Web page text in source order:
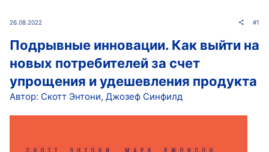
26.08.2022 #1
Подрывные инновации. Как выйти на
новых потребителей за счет
упрощения и удешевления продукта
Автор: Скотт Энтони, Джозеф Синфилд